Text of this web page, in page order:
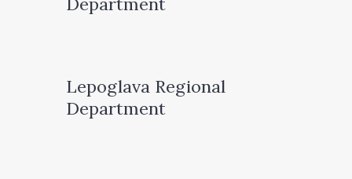
Lepoglava Regional
Department